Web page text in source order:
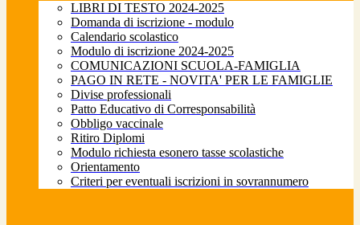
LIBRI DI TESTO 2024-2025
Domanda di iscrizione - modulo
Calendario scolastico
Modulo di iscrizione 2024-2025
COMUNICAZIONI SCUOLA-FAMIGLIA
PAGO IN RETE - NOVITA' PER LE FAMIGLIE
Divise professionali
Patto Educativo di Corresponsabilità
Obbligo vaccinale
Ritiro Diplomi
Modulo richiesta esonero tasse scolastiche
Orientamento
Criteri per eventuali iscrizioni in sovrannumero